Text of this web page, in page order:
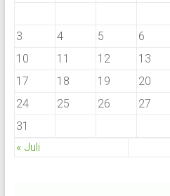
3
4 5 6
10
11 12 13
17
18 19 20
24
25 26 27
31
« Juli